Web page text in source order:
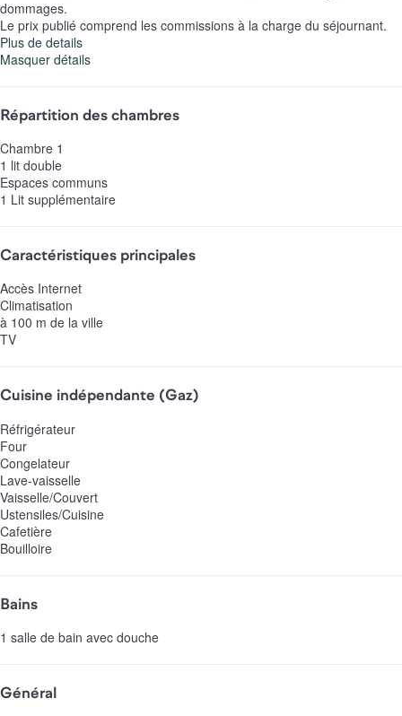
dommages.
Le prix publié comprend les commissions à la charge du séjournant.
Plus de details
Masquer détails
Répartition des chambres
Chambre 1
1 lit double
Espaces communs
1 Lit supplémentaire
Caractéristiques principales
Accès Internet
Climatisation
à 100 m de la ville
TV
Cuisine indépendante (Gaz)
Réfrigérateur
Four
Congelateur
Lave-vaisselle
Vaisselle/Couvert
Ustensiles/Cuisine
Cafetière
Bouilloire
Bains
1 salle de bain avec douche
Général